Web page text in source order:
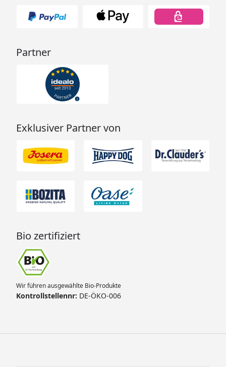
Partner
Exklusiver Partner von
Bio zertifiziert
Wir führen ausgewählte Bio-Produkte
Kontrollstellennr: DE-ÖKO-006